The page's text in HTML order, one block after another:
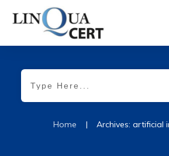
Home | Archives: artificial